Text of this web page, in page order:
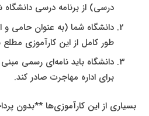
درسی) از برنامه درسی دانشگاه
طور کامل از این کارآموزی مطلع
دانشگاه باید نامه‌ای رسمی
برای اداره مهاجرت صادر کند.
بسیاری از این کارآموزی‌ها **بدون